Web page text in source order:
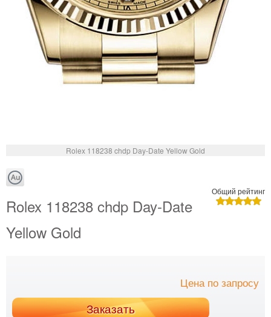
Rolex 118238 chdp Day-Date Yellow Gold
Общий рейтинг
Rolex 118238 chdp Day-Date
Yellow Gold
Цена по запросу
Заказать